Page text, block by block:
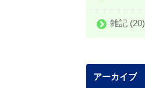
雑記 (20)
アーカイブ